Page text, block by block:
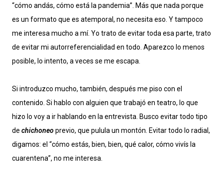
“cómo andás, cómo está la pandemia”. Más que nada porque
es un formato que es atemporal, no necesita eso. Y tampoco
me interesa mucho a mí. Yo trato de evitar toda esa parte, trato
de evitar mi autorreferencialidad en todo. Aparezco lo menos
posible, lo intento, a veces se me escapa.
Si introduzco mucho, también, después me piso con el
contenido. Si hablo con alguien que trabajó en teatro, lo que
hizo lo voy a ir hablando en la entrevista. Busco evitar todo tipo
de chichoneoprevio, que pulula un montón. Evitar todo lo radial,
digamos: el “cómo estás, bien, bien, qué calor, cómo vivís la
cuarentena”, no me interesa.